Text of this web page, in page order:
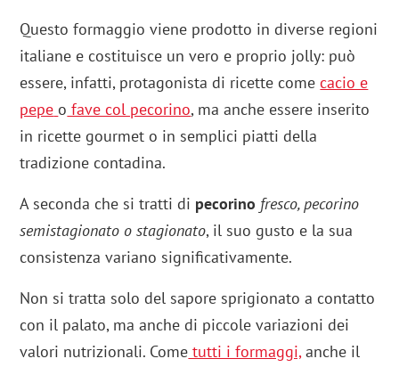
Questo formaggio viene prodotto in diverse regioni
italiane e costituisce un vero e proprio jolly: può
essere, infatti, protagonista di ricette comecacio e
pepe o fave col pecorino, ma anche essere inserito
in ricette gourmet o in semplici piatti della
tradizione contadina.
A seconda che si tratti di pecorino fresco, pecorino
semistagionato o stagionato, il suo gusto e la sua
consistenza variano significativamente.
Non si tratta solo del sapore sprigionato a contatto
con il palato, ma anche di piccole variazioni dei
valori nutrizionali. Come tutti i formaggi,anche il